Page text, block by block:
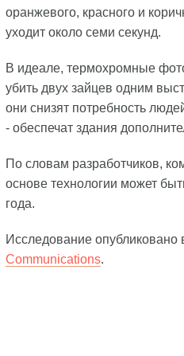
оранжевого, красного и
уходит около семи секунд.
В идеале, термохромные
убить двух зайцев одним
они снизят потребность
- обеспечат здания
По словам разработчиков,
основе технологии может
года.
Исследование опубликовано
Communications.